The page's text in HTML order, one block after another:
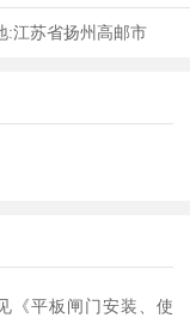
:江苏省扬州高邮市
《平板闸门安装、使